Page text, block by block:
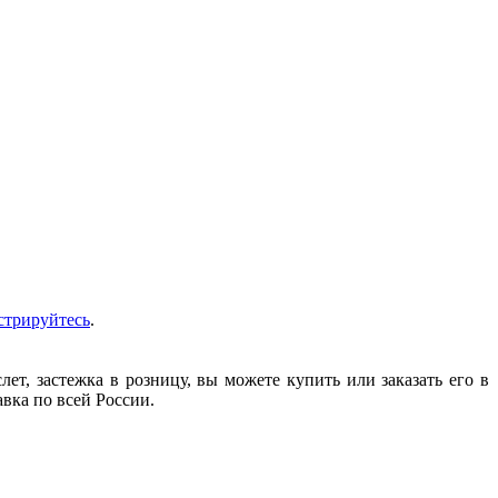
.
застежка в розницу, вы можете купить или заказать его в
по всей России.